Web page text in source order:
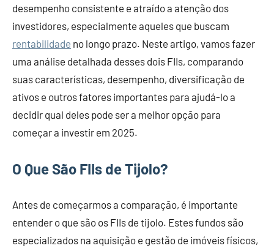
desempenho consistente e atraído a atenção dos
investidores, especialmente aqueles que buscam
rentabilidade no longo prazo. Neste artigo, vamos fazer
uma análise detalhada desses dois FIIs, comparando
suas características, desempenho, diversificação de
ativos e outros fatores importantes para ajudá-lo a
decidir qual deles pode ser a melhor opção para
começar a investir em 2025.
O Que São FIIs de Tijolo?
Antes de começarmos a comparação, é importante
entender o que são os FIIs de tijolo. Estes fundos são
especializados na aquisição e gestão de imóveis físicos,